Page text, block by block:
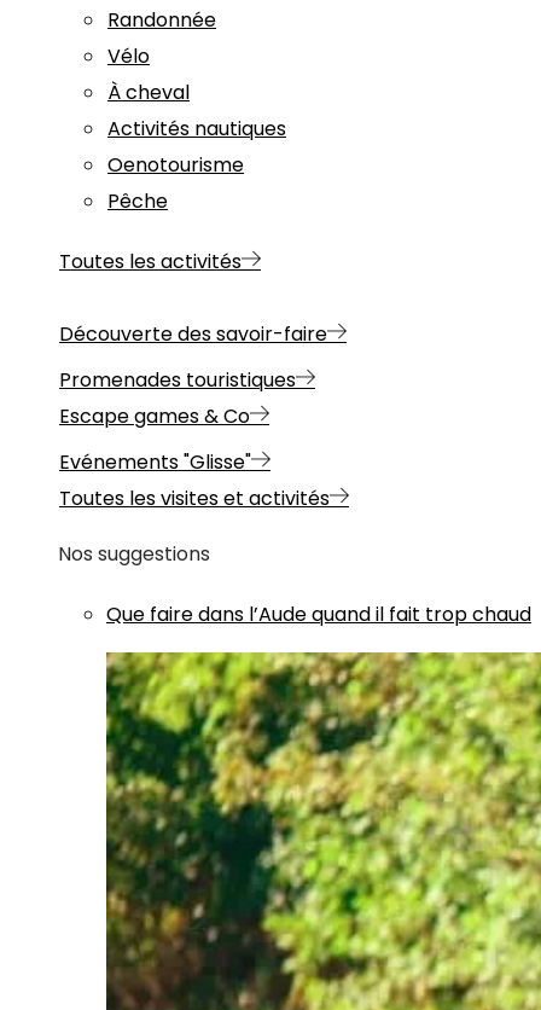
Randonnée
Vélo
À cheval
Activités nautiques
Oenotourisme
Pêche
Toutes les activités
Découverte des savoir-faire
Promenades touristiques
Escape games & Co
Evénements "Glisse"
Toutes les visites et activités
Nos suggestions
Que faire dans l’Aude quand il fait trop chaud